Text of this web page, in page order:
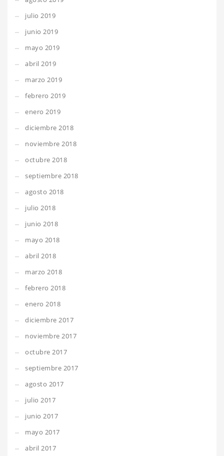
julio 2019
junio 2019
mayo 2019
abril 2019
marzo 2019
febrero 2019
enero 2019
diciembre 2018
noviembre 2018
octubre 2018
septiembre 2018
agosto 2018
julio 2018
junio 2018
mayo 2018
abril 2018
marzo 2018
febrero 2018
enero 2018
diciembre 2017
noviembre 2017
octubre 2017
septiembre 2017
agosto 2017
julio 2017
junio 2017
mayo 2017
abril 2017